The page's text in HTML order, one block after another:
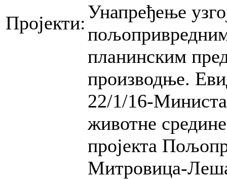
Пројекти:
Унапређење
планинским
производње.
22/1/16-
животне
пројекта
Митровица-